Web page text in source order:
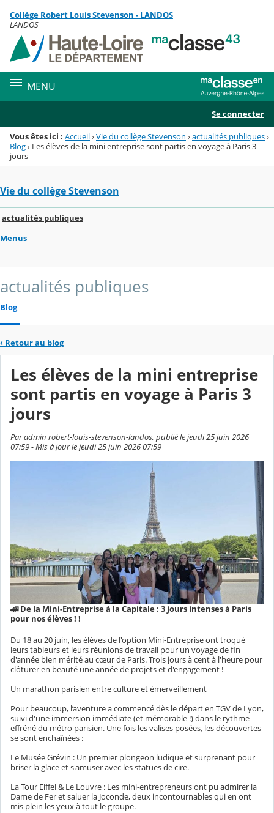
Menu de la rubrique
Contenu
Collège Robert Louis Stevenson - LANDOS
LANDOS
MENU
Se connecter
Vous êtes ici : Accueil›Vie du collège Stevenson ›actualités publiques›
Blog› Les élèves de la mini entreprise sont partis en voyage à Paris 3
jours
Vie du collège Stevenson
actualités publiques
Menus
actualités publiques
Blog
‹ Retour au blog
Les élèves de la mini entreprise
sont partis en voyage à Paris 3
jours
Par admin robert-louis-stevenson-landos, publié le jeudi 25 juin 2026
07:59 - Mis à jour le jeudi 25 juin 2026 07:59
​🚄 De la Mini-Entreprise à la Capitale : 3 jours intenses à Paris
pour nos élèves ! !
Du 18 au 20 juin, les élèves de l'option Mini-Entreprise ont troqué
leurs tableurs et leurs réunions de travail pour un voyage de fin
d'année bien mérité au cœur de Paris. Trois jours à cent à l'heure pour
clôturer en beauté une année de projets et d'engagement !
​Un marathon parisien entre culture et émerveillement
​Pour beaucoup, l’aventure a commencé dès le départ en TGV de Lyon,
suivi d'une immersion immédiate (et mémorable !) dans le rythme
effréné du métro parisien. Une fois les valises posées, les découvertes
se sont enchaînées :
​Le Musée Grévin : Un premier plongeon ludique et surprenant pour
briser la glace et s'amuser avec les statues de cire.
​La Tour Eiffel & Le Louvre : Les mini-entrepreneurs ont pu admirer la
Dame de Fer et saluer la Joconde, deux incontournables qui en ont
mis plein les yeux à tout le groupe.